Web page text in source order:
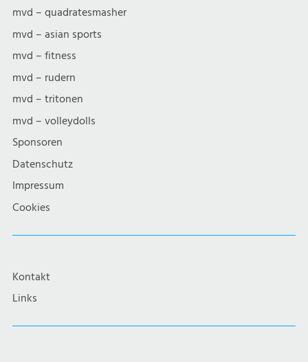
mvd – quadratesmasher
mvd – asian sports
mvd – fitness
mvd – rudern
mvd – tritonen
mvd – volleydolls
Sponsoren
Datenschutz
Impressum
Cookies
Kontakt
Links